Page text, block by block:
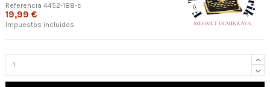
Referencia 4452-188-c
19,99 €
Impuestos incluidos